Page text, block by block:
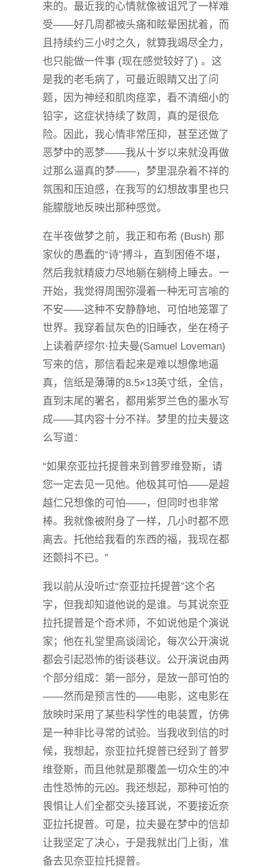
来的。最近我的心情就像被诅咒了一样难
受——好几周都被头痛和眩晕困扰着，而
且持续约三小时之久，就算我竭尽全力，
也只能做一件事 (现在感觉较好了) 。这
是我的老毛病了，可最近眼睛又出了问
题，因为神经和肌肉痉挛，看不清细小的
铅字，这症状持续了数周，真的是很危
险。因此，我心情非常压抑，甚至还做了
恶梦中的恶梦——我从十岁以来就没再做
过那么逼真的梦——，梦里混杂着不祥的
氛围和压迫感，在我写的幻想故事里也只
能朦胧地反映出那种感觉。
在半夜做梦之前，我正和布希 (Bush) 那
家伙的愚蠢的“诗”搏斗，直到困倦不堪，
然后我就精疲力尽地躺在躺椅上睡去。一
开始，我觉得周围弥漫着一种无可言喻的
不安——这种不安静静地、可怕地笼罩了
世界。我穿着鼠灰色的旧睡衣，坐在椅子
上读着萨缪尔·拉夫曼(Samuel Loveman)
写来的信，那信看起来是难以想像地逼
真，信纸是薄薄的8.5×13英寸纸，全信，
直到末尾的署名，都用紫罗兰色的墨水写
成——其内容十分不祥。梦里的拉夫曼这
么写道：
“如果奈亚拉托提普来到普罗维登斯，请
您一定去见一见他。他极其可怕——是超
越仁兄想像的可怕——，但同时也非常
棒。我就像被附身了一样，几小时都不愿
离去。托他给我看的东西的福，我现在都
还颤抖不已。”
我以前从没听过“奈亚拉托提普”这个名
字，但我却知道他说的是谁。与其说奈亚
拉托提普是个奇术师，不如说他是个演说
家；他在礼堂里高谈阔论，每次公开演说
都会引起恐怖的街谈巷议。公开演说由两
个部分组成：第一部分，是放一部可怕的
——然而是预言性的——电影，这电影在
放映时采用了某些科学性的电装置，仿佛
是一种非比寻常的试验。当我收到信的时
候，我想起，奈亚拉托提普已经到了普罗
维登斯，而且他就是那覆盖一切众生的冲
击性恐怖的元凶。我还想起，那种可怕的
畏惧让人们全都交头接耳说，不要接近奈
亚拉托提普。可是，拉夫曼在梦中的信却
让我坚定了决心，于是我就出门上街，准
备去见奈亚拉托提普。